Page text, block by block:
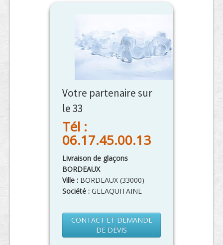
Votre partenaire sur
le 33
Tél :
06.17.45.00.13
Livraison de glaçons
BORDEAUX
Ville : BORDEAUX (33000)
Société : GELAQUITAINE
CONTACT ET DEMANDE
DE DEVIS